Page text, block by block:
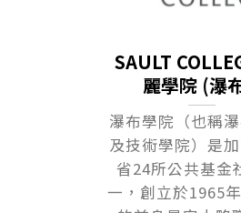
SAULT
麗學院 (瀑
瀑布學院（也稱
及技術學院）是
省24所公共基金
一，創立於1965